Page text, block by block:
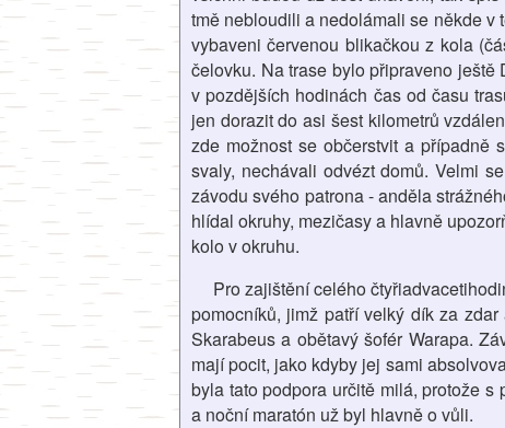
tmě nebloudili a nedolámali se někde v
vybaveni červenou blikačkou z kola
čelovku. Na trase bylo připraveno
v pozdějších hodinách čas od času
jen dorazit do asi šest kilometrů
zde možnost se občerstvit a případně
svaly, nechávali odvézt domů. Velmi
závodu svého patrona - anděla
hlídal okruhy, mezičasy a hlavně
kolo v okruhu.
Pro zajištění celého
pomocníků, jimž patří velký dík za
Skarabeus a obětavý šofér Warapa.
mají pocit, jako kdyby jej sami
byla tato podpora určitě milá, protože
a noční maratón už byl hlavně o vůli.